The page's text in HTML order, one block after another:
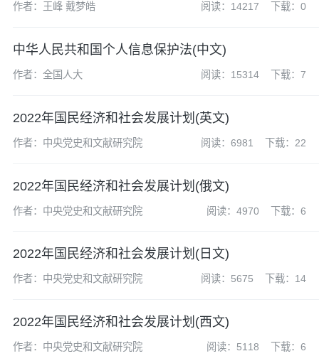
作者：王峰 戴梦皓 阅读：14217 下载：0
中华人民共和国个人信息保护法(中文)
作者：全国人大 阅读：15314 下载：7
2022年国民经济和社会发展计划(英文)
作者：中央党史和文献研究院 阅读：6981 下载：22
2022年国民经济和社会发展计划(俄文)
作者：中央党史和文献研究院 阅读：4970 下载：6
2022年国民经济和社会发展计划(日文)
作者：中央党史和文献研究院 阅读：5675 下载：14
2022年国民经济和社会发展计划(西文)
作者：中央党史和文献研究院 阅读：5118 下载：6